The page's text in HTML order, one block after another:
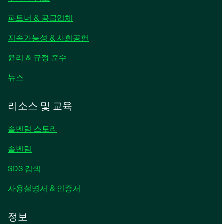
에
서
림
파트너 & 공급업체
지속가능성 & 사회공헌
윤리 & 규정 준수
뉴스
서
열
림
리소스 및 교육
솔벤텀 스토리
솔벤텀
SDS 검색
사용설명서 & 인증서
정보